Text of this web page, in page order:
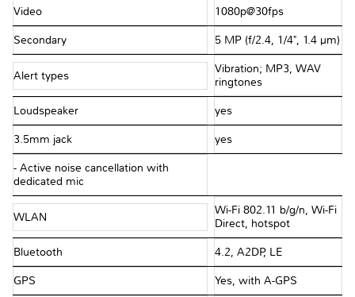
Video 1080p@30fps
Secondary 5 MP (f/2.4, 1/4", 1.4 µm)
Alert types
Vibration; MP3, WAV
ringtones
Loudspeaker yes
3.5mm jack yes
- Active noise cancellation with
dedicated mic
WLAN
Wi-Fi 802.11 b/g/n, Wi-Fi
Direct, hotspot
Bluetooth 4.2, A2DP, LE
GPS Yes, with A-GPS